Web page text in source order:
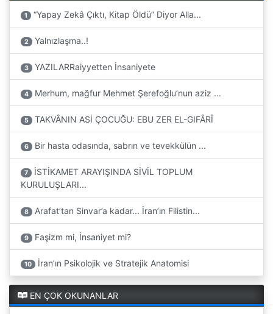
1 “Yapay Zekâ Çıktı, Kitap Öldü” Diyor Alla...
2 Yalnızlaşma..!
3 YAZILARRaiyyetten İnsaniyete
4 Merhum, mağfur Mehmet Şerefoğlu’nun aziz ...
5 TAKVÂNIN ASİ ÇOCUĞU: EBU ZER EL-GIFÂRÎ
6 Bir hasta odasında, sabrın ve tevekkülün ...
7
İSTİKAMET ARAYIŞINDA SİVİL TOPLUM
KURULUŞLARI...
8 Arafat’tan Sinvar’a kadar... İran’ın Filistin...
9 Faşizm mi, İnsaniyet mi?
10 İran’ın Psikolojik ve Stratejik Anatomisi
EN ÇOK OKUNANLAR